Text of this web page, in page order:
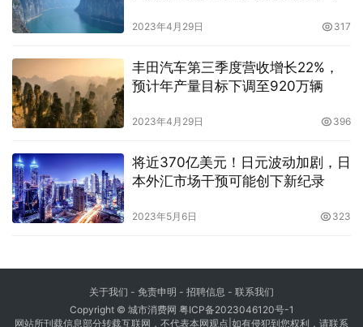
2023年4月29日 317
丰田汽车第三季度营收增长22%，
预计年产量目标下调至920万辆
2023年4月29日 396
将近370亿美元！日元波动加剧，日
本外汇市场干预可能创下新纪录
2023年5月6日 323
关于我们 - 免责申明 - 招聘信息 - 联系我们
Copyright © 城市消费网 粤ICP备2023046120号-1
网站所刊载信息部分转载互联网，不代表本网观点|如有侵犯到您权利，请联系